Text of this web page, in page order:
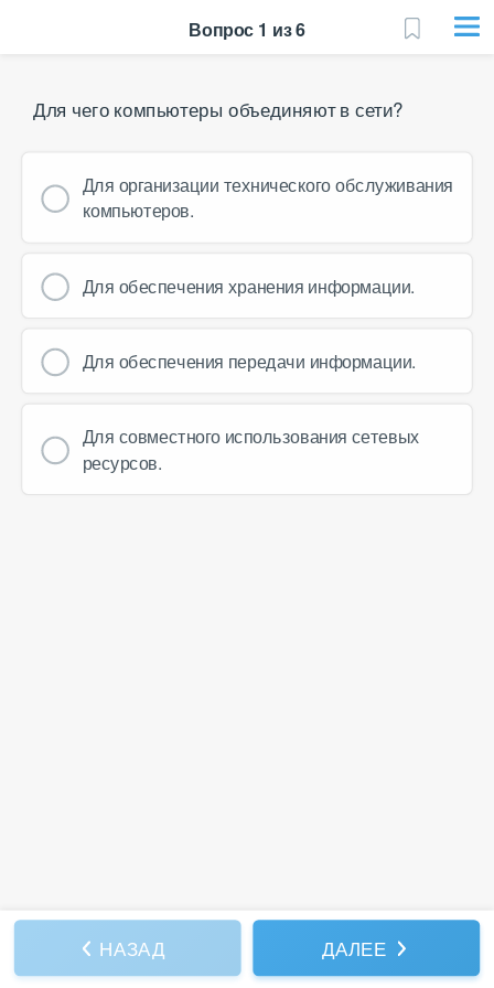
Для чего компьютеры объединяют в сети?
Для организации технического обслуживания
компьютеров.
Для обеспечения хранения информации.
Для обеспечения передачи информации.
Для совместного использования сетевых
ресурсов.
Вопрос 1 из 6
НАЗАД ДАЛЕЕ